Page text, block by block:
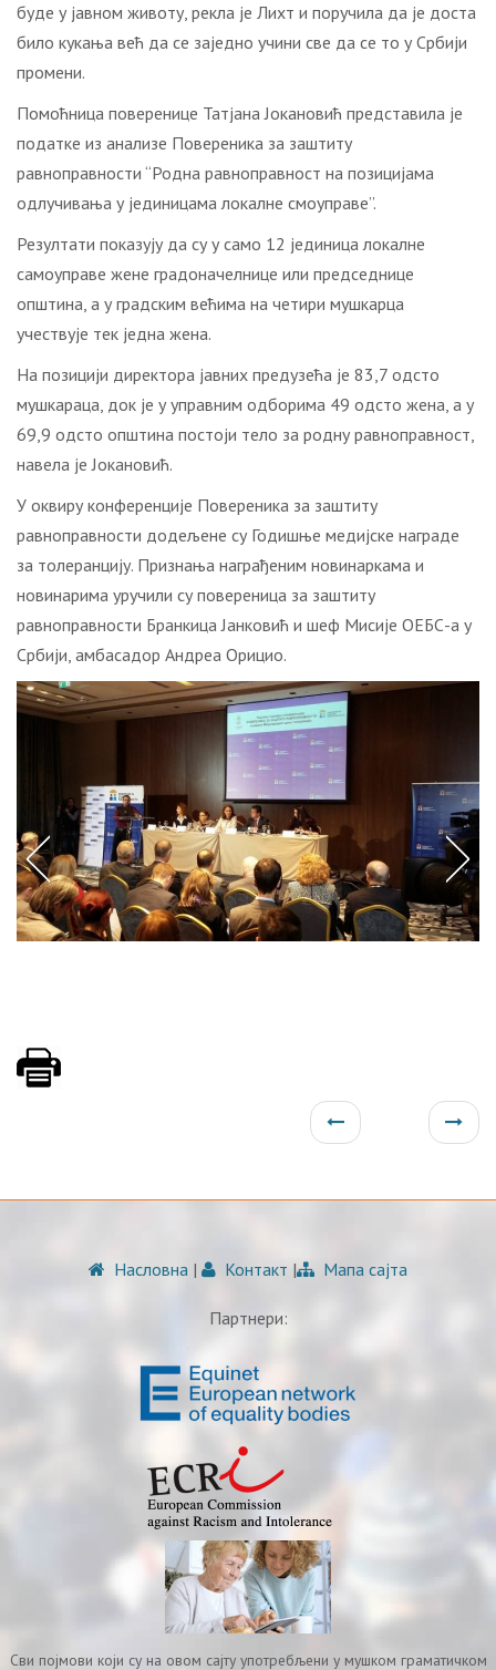
буде у јавном животу, рекла је Лихт и поручила да је доста
било кукања већ да се заједно учини све да се то у Србији
промени.
Помоћница поверенице Татјана Јокановић представила је
податке из анализе Повереника за заштиту
равноправности “Родна равноправност на позицијама
одлучивања у јединицама локалне смоуправе”.
Резултати показују да су у само 12 јединица локалне
самоуправе жене градоначелнице или председнице
општина, а у градским већима на четири мушкарца
учествује тек једна жена.
На позицији директора јавних предузећа је 83,7 одсто
мушкараца, док је у управним одборима 49 одсто жена, а у
69,9 одсто општина постоји тело за родну равноправност,
навела је Јокановић.
У оквиру конференције Повереника за заштиту
равноправности додељене су Годишње медијске награде
за толеранцију. Признања награђеним новинаркама и
новинарима уручили су повереница за заштиту
равноправности Бранкица Јанковић и шеф Мисије ОЕБС-а у
Србији, амбасадор Андреа Орицио.
Насловна | Контакт | Мапа сајта
Партнери:
Сви појмови који су на овом сајту употребљени у мушком граматичком